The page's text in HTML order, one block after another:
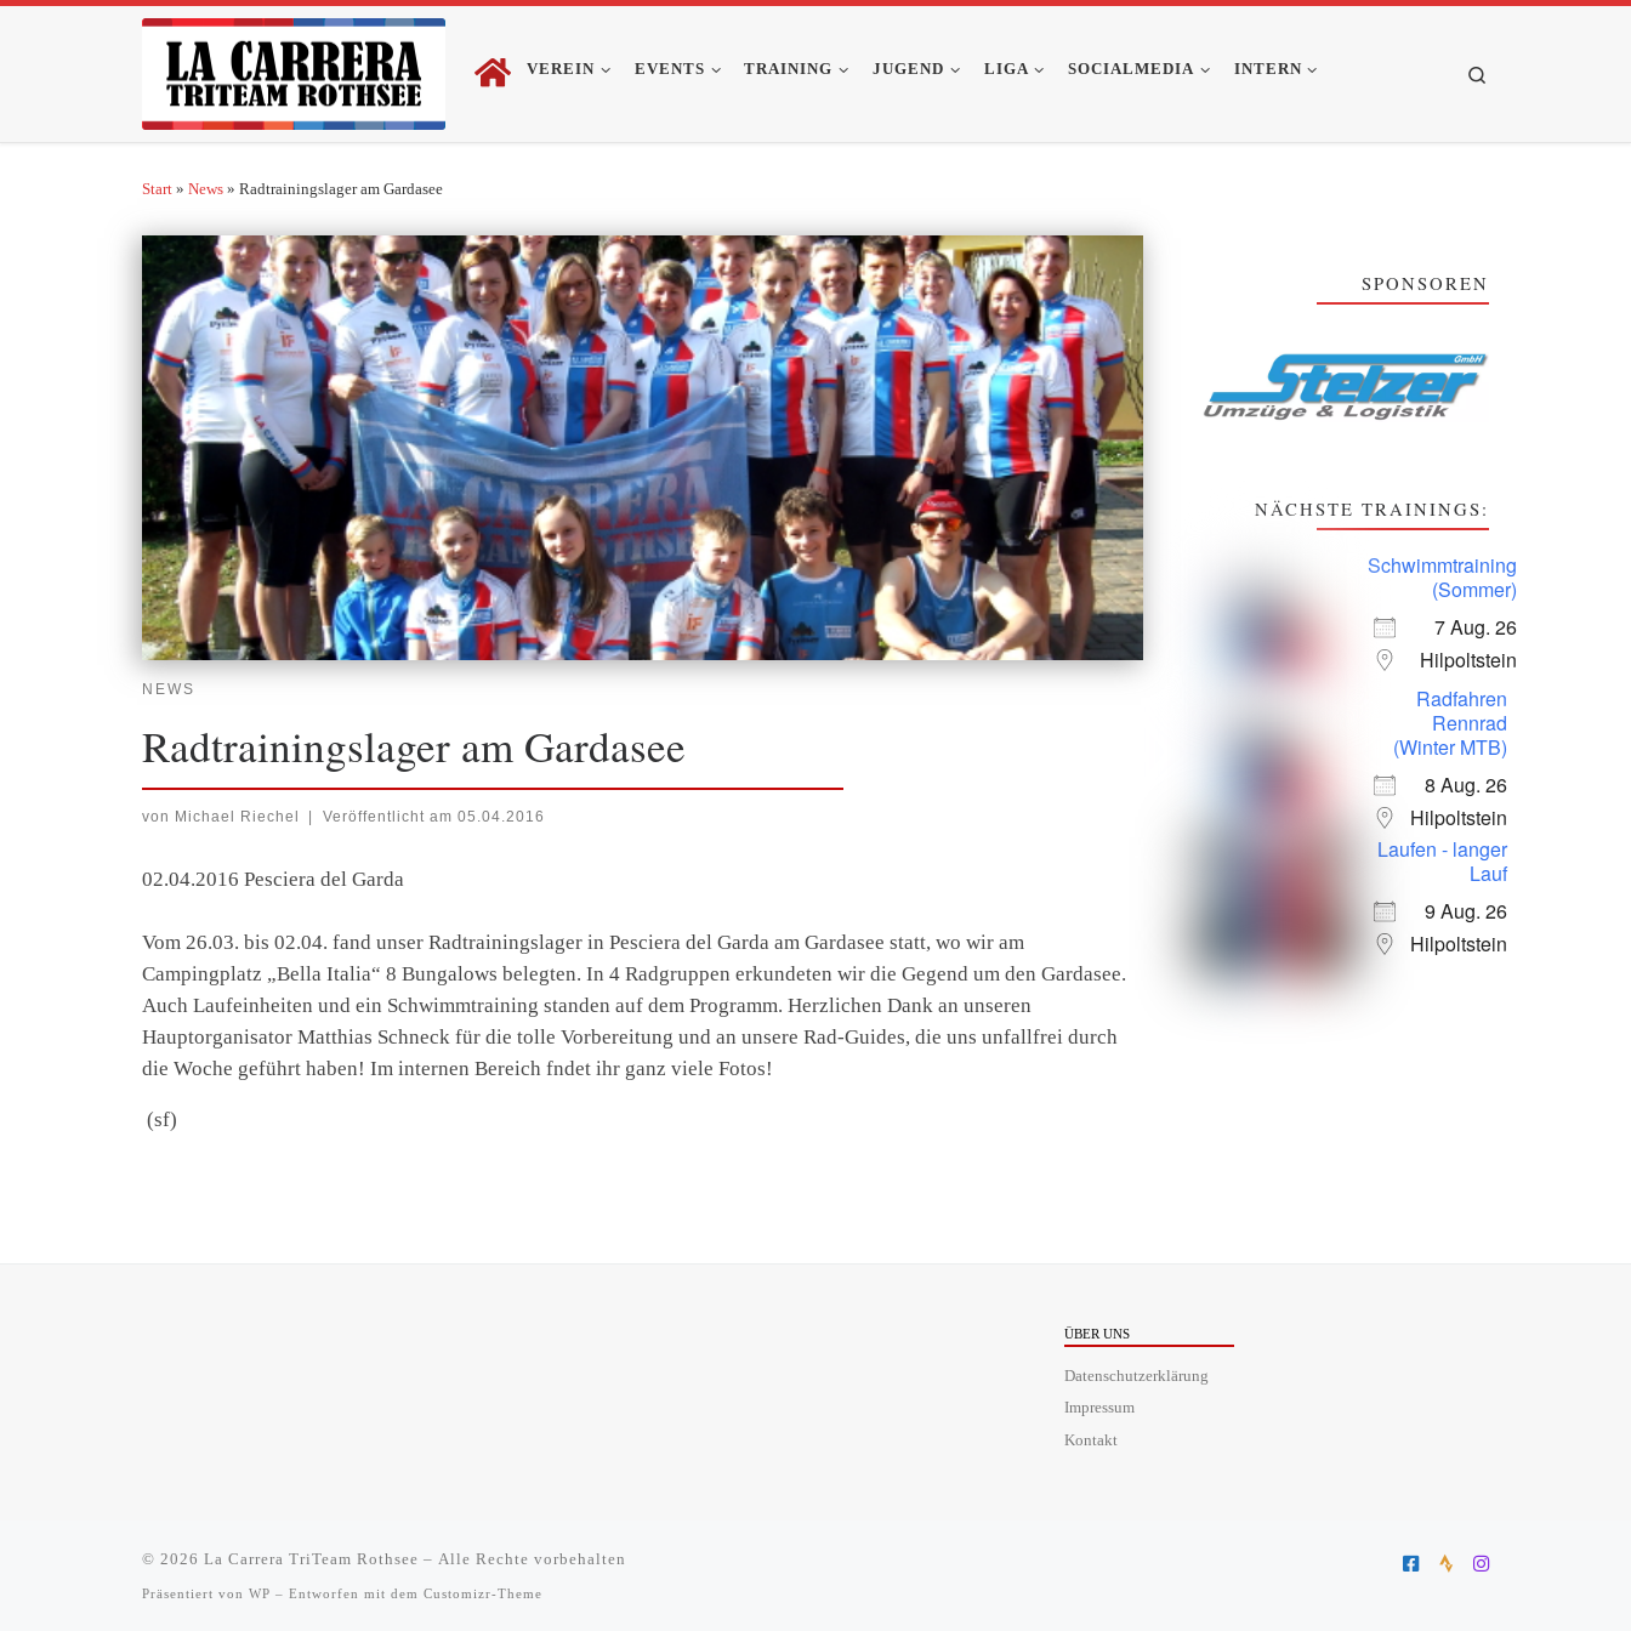
Zum Inhalt springen
VEREIN EVENTS TRAINING JUGEND LIGA SOCIALMEDIA INTERN
Start » News » Radtrainingslager am Gardasee
NEWS
Radtrainingslager am Gardasee
von Michael Riechel Veröffentlicht am 05.04.2016
02.04.2016 Pesciera del Garda
Vom 26.03. bis 02.04. fand unser Radtrainingslager in Pesciera del Garda am Gardasee statt, wo wir am
Campingplatz „Bella Italia“ 8 Bungalows belegten. In 4 Radgruppen erkundeten wir die Gegend um den Gardasee.
Auch Laufeinheiten und ein Schwimmtraining standen auf dem Programm. Herzlichen Dank an unseren
Hauptorganisator Matthias Schneck für die tolle Vorbereitung und an unsere Rad-Guides, die uns unfallfrei durch
die Woche geführt haben! Im internen Bereich fndet ihr ganz viele Fotos!
(sf)
SPONSOREN
NÄCHSTE TRAININGS:
Schwimmtraining
(Sommer)
7 Aug. 26
Hilpoltstein
Radfahren
Rennrad
(Winter MTB)
8 Aug. 26
Hilpoltstein
Laufen - langer
Lauf
9 Aug. 26
Hilpoltstein
ÜBER UNS
Datenschutzerklärung
Impressum
Kontakt
© 2026 La Carrera TriTeam Rothsee – Alle Rechte vorbehalten
Präsentiert von WP – Entworfen mit dem Customizr-Theme